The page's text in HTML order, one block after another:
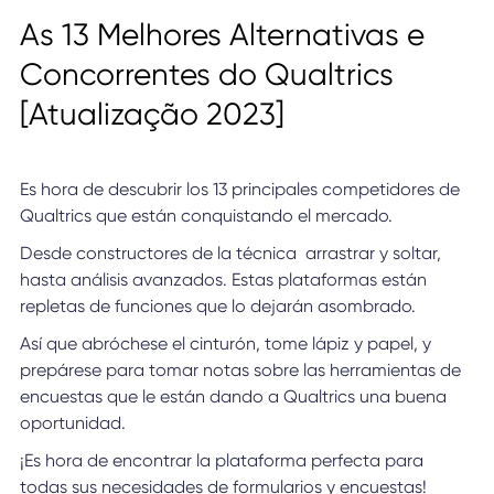
As 13 Melhores Alternativas e
Concorrentes do Qualtrics
[Atualização 2023]
Es hora de descubrir los 13 principales competidores de
Qualtrics que están conquistando el mercado.
Desde constructores de la técnica arrastrar y soltar,
hasta análisis avanzados. Estas plataformas están
repletas de funciones que lo dejarán asombrado.
Así que abróchese el cinturón, tome lápiz y papel, y
prepárese para tomar notas sobre las herramientas de
encuestas que le están dando a Qualtrics una buena
oportunidad.
¡Es hora de encontrar la plataforma perfecta para
todas sus necesidades de formularios y encuestas!